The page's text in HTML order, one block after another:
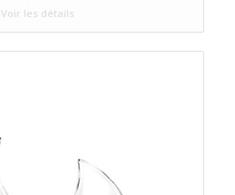
Voir les détails